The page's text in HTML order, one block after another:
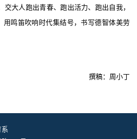
交大人跑出青春、跑出活力、跑出自我，
用鸣笛吹响时代集结号，书写德智体美劳
撰稿：周小丁